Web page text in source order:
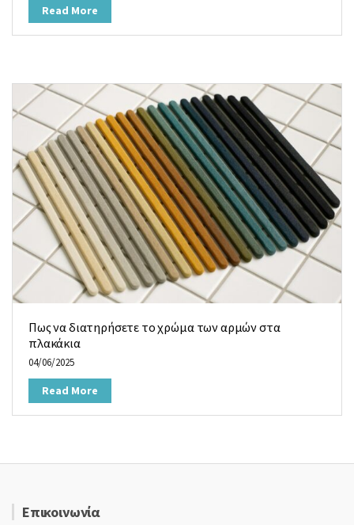
Read More
Πως να διατηρήσετε το χρώμα των αρμών στα
πλακάκια
04/06/2025
Read More
Επικοινωνία